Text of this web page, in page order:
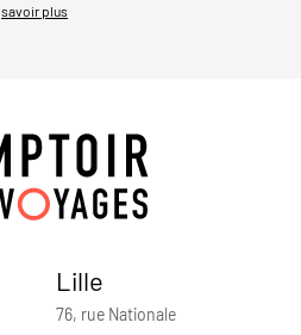
savoir plus
Lille
76, rue Nationale